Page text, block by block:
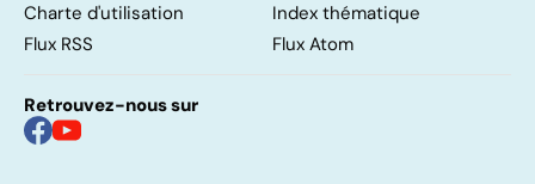
Charte d'utilisation
Index thématique
Flux RSS
Flux Atom
Retrouvez-nous sur